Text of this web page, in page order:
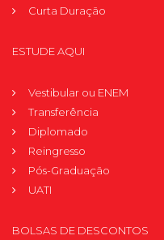
Curta Duração
ESTUDE AQUI
Vestibular ou ENEM
Transferência
Diplomado
Reingresso
Pós-Graduação
UATI
BOLSAS DE DESCONTOS